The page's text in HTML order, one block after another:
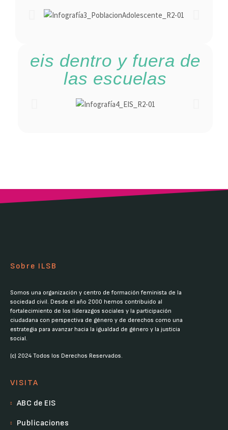
eis dentro y fuera de
las escuelas
Sobre ILSB
Somos una organización y centro de formación feminista de la
sociedad civil. Desde el año 2000 hemos contribuido al
fortalecimiento de los liderazgos sociales y la participación
ciudadana con perspectiva de género y de derechos como una
estrategia para avanzar hacia la igualdad de género y la justicia
social.
(c) 2024 Todos los Derechos Reservados.
VISITA
ABC de EIS
Publicaciones